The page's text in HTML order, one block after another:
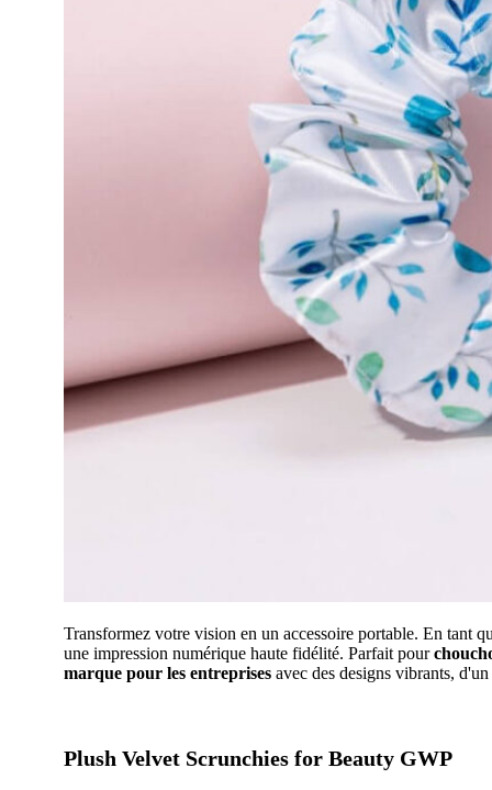
Transformez votre vision en un accessoire portable. En tant
une impression numérique haute fidélité. Parfait pour
marque pour les entreprises avec des designs vibrants,
Plush Velvet Scrunchies for Beauty GWP